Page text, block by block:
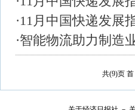
·11月中国快递发展
·智能物流助力制造
共(9)页 首